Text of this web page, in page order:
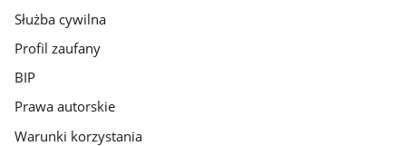
Służba cywilna
Profil zaufany
BIP
Prawa autorskie
Warunki korzystania